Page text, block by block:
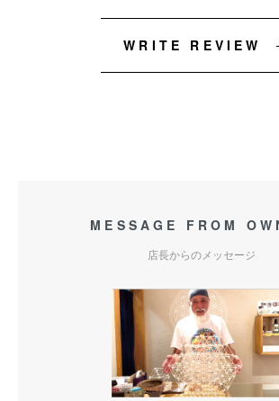
WRITE REVIEW
MESSAGE FROM
店長からのメッセージ